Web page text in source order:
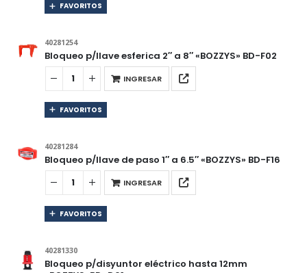
FAVORITOS
40281254
Bloqueo p/llave esferica 2″ a 8″ «BOZZYS» BD-F02
INGRESAR
FAVORITOS
40281284
Bloqueo p/llave de paso 1″ a 6.5″ «BOZZYS» BD-F16
INGRESAR
FAVORITOS
40281330
Bloqueo p/disyuntor eléctrico hasta 12mm